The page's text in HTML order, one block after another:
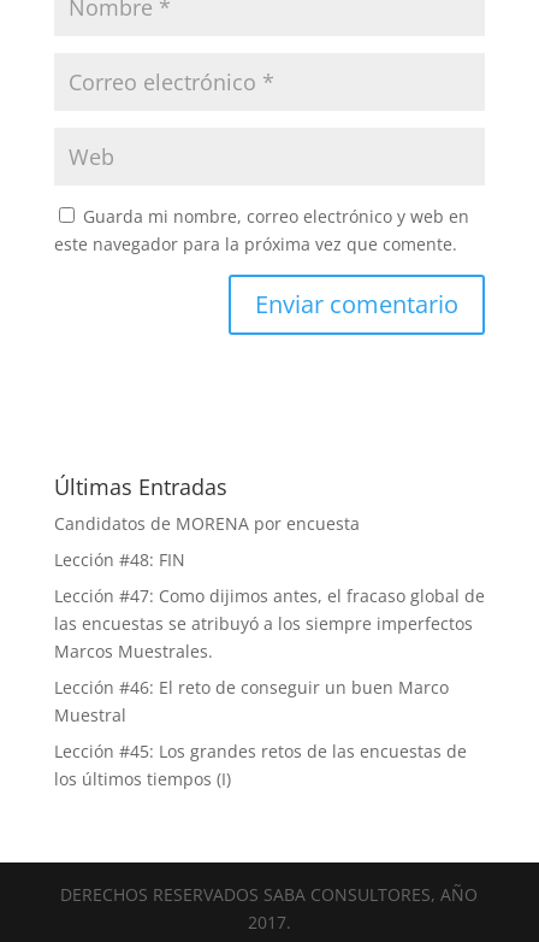
Guarda mi nombre, correo electrónico y web en
este navegador para la próxima vez que comente.
Últimas Entradas
Candidatos de MORENA por encuesta
Lección #48: FIN
Lección #47: Como dijimos antes, el fracaso global de
las encuestas se atribuyó a los siempre imperfectos
Marcos Muestrales.
Lección #46: El reto de conseguir un buen Marco
Muestral
Lección #45: Los grandes retos de las encuestas de
los últimos tiempos (I)
DERECHOS RESERVADOS SABA CONSULTORES, AÑO
2017.